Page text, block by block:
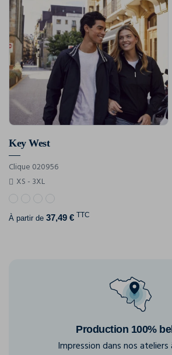
Key West
Clique 020956
XS - 3XL
À partir de 37,49 € TTC
Production 100%
Impression dans nos ateliers